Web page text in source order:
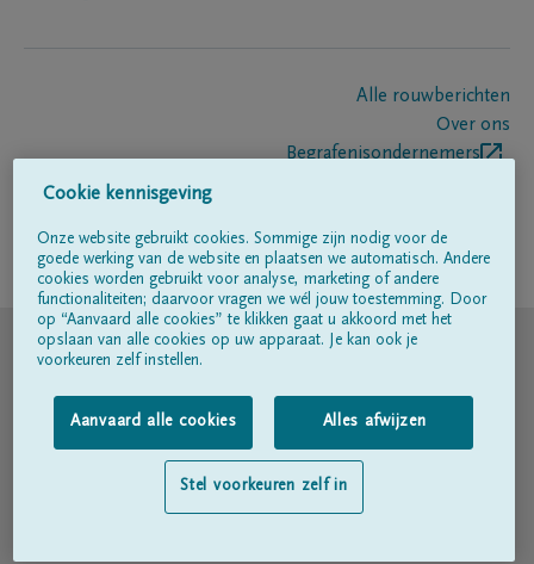
Alle rouwberichten
Over ons
Begrafenisondernemers
Volg ons op
© DELA
Gebruiksvoorwaarden
Privacyverklaring
Toegankelijkheidsverklaring
Cookie kennisgeving
Onze website gebruikt cookies. Sommige zijn nodig voor de
goede werking van de website en plaatsen we automatisch. Andere
cookies worden gebruikt voor analyse, marketing of andere
functionaliteiten; daarvoor vragen we wél jouw toestemming. Door
op “Aanvaard alle cookies” te klikken gaat u akkoord met het
opslaan van alle cookies op uw apparaat. Je kan ook je
voorkeuren zelf instellen.
Aanvaard alle cookies Alles afwijzen
Stel voorkeuren zelf in